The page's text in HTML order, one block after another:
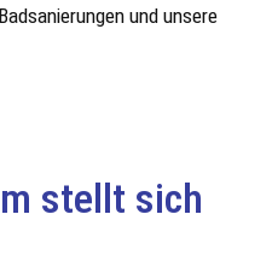
und unsere
stellt sich